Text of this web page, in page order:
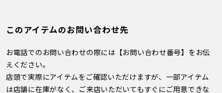
このアイテムのお問い合わせ先
お電話でのお問い合わせの際には【お問い合わせ番号】をお伝
えください。
店頭で実際にアイテムをご確認いただけますが、一部アイテム
は店舗に在庫がなく、ご来店いただいてもすぐにご用意できな